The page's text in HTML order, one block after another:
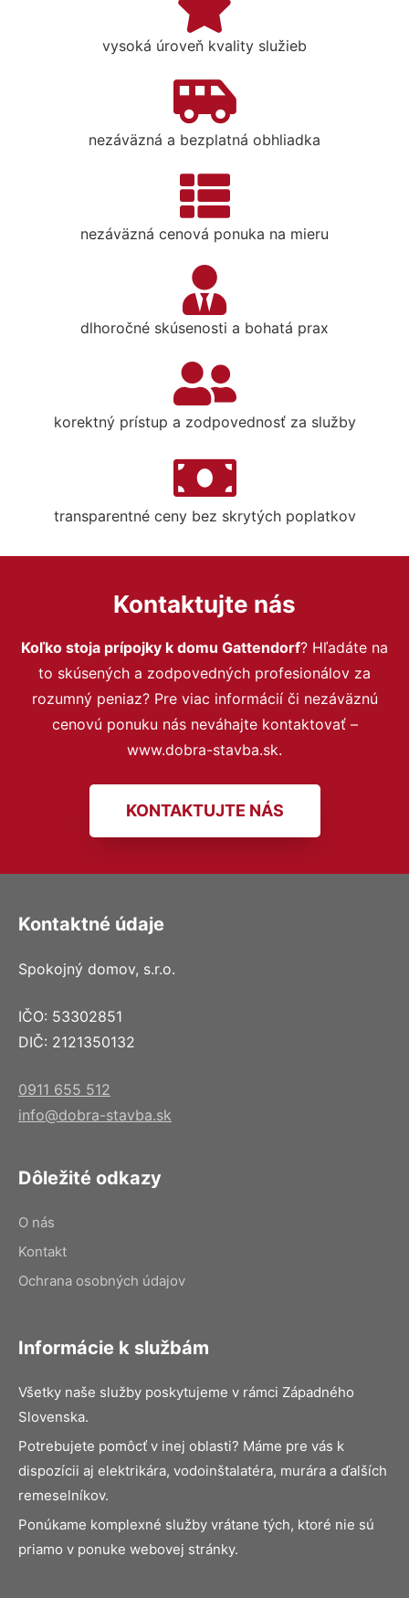
vysoká úroveň kvality služieb
nezáväzná a bezplatná obhliadka
nezáväzná cenová ponuka na mieru
dlhoročné skúsenosti a bohatá prax
korektný prístup a zodpovednosť za služby
transparentné ceny bez skrytých poplatkov
Kontaktujte nás
Koľko stoja prípojky k domu Gattendorf? Hľadáte na
to skúsených a zodpovedných profesionálov za
rozumný peniaz? Pre viac informácií či nezáväznú
cenovú ponuku nás neváhajte kontaktovať –
www.dobra-stavba.sk.
KONTAKTUJTE NÁS
Kontaktné údaje
Spokojný domov, s.r.o.
IČO: 53302851
DIČ: 2121350132
0911 655 512
info@dobra-stavba.sk
Dôležité odkazy
O nás
Kontakt
Ochrana osobných údajov
Informácie k službám
Všetky naše služby poskytujeme v rámci Západného
Slovenska.
Potrebujete pomôcť v inej oblasti? Máme pre vás k
dispozícii aj elektrikára, vodoinštalatéra, murára a ďalších
remeselníkov.
Ponúkame komplexné služby vrátane tých, ktoré nie sú
priamo v ponuke webovej stránky.